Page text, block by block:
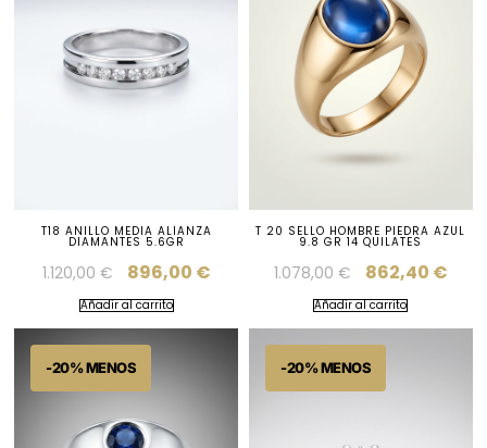
T18 ANILLO MEDIA ALIANZA
DIAMANTES 5.6GR
1.120,00 € 896,00 €
Añadir al carrito
T 20 SELLO HOMBRE PIEDRA AZUL
9.8 GR 14 QUILATES
1.078,00 € 862,40 €
Añadir al carrito